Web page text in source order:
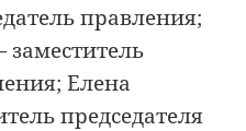
правления;
Елена
председателя